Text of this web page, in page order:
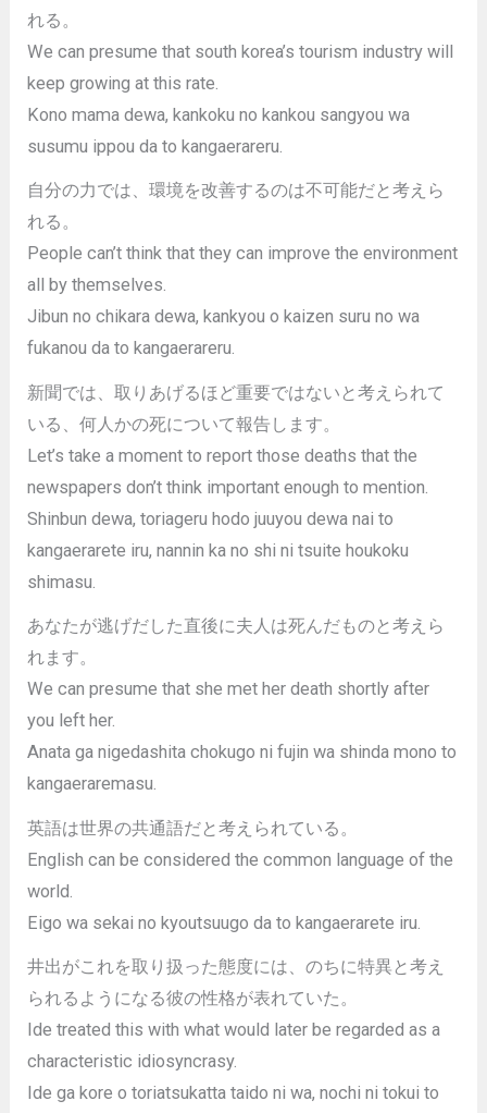
れる。
We can presume that south korea’s tourism industry will
keep growing at this rate.
Kono mama dewa, kankoku no kankou sangyou wa
susumu ippou da to kangaerareru.
自分の力では、環境を改善するのは不可能だと考えら
れる。
People can’t think that they can improve the environment
all by themselves.
Jibun no chikara dewa, kankyou o kaizen suru no wa
fukanou da to kangaerareru.
新聞では、取りあげるほど重要ではないと考えられて
いる、何人かの死について報告します。
Let’s take a moment to report those deaths that the
newspapers don’t think important enough to mention.
Shinbun dewa, toriageru hodo juuyou dewa nai to
kangaerarete iru, nannin ka no shi ni tsuite houkoku
shimasu.
あなたが逃げだした直後に夫人は死んだものと考えら
れます。
We can presume that she met her death shortly after
you left her.
Anata ga nigedashita chokugo ni fujin wa shinda mono to
kangaeraremasu.
英語は世界の共通語だと考えられている。
English can be considered the common language of the
world.
Eigo wa sekai no kyoutsuugo da to kangaerarete iru.
井出がこれを取り扱った態度には、のちに特異と考え
られるようになる彼の性格が表れていた。
Ide treated this with what would later be regarded as a
characteristic idiosyncrasy.
Ide ga kore o toriatsukatta taido ni wa, nochi ni tokui to